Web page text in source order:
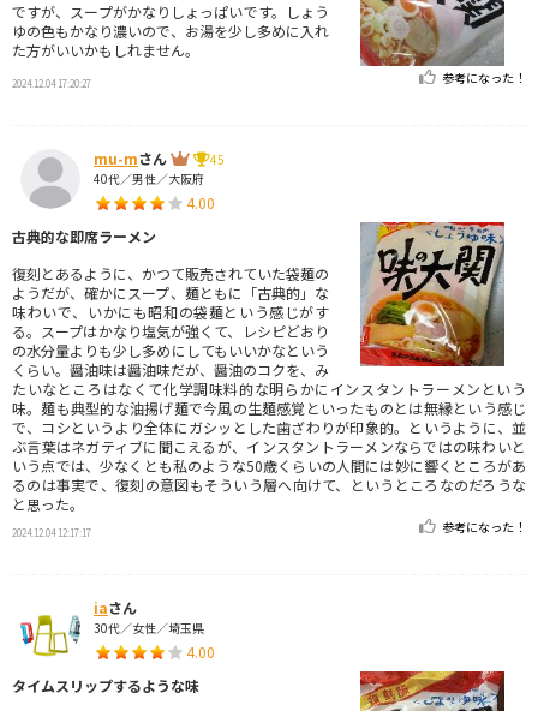
ですが、スープがかなりしょっぱいです。しょう
ゆの色もかなり濃いので、お湯を少し多めに入れ
た方がいいかもしれません。
2024.12.04 17:20:27 参考になった！
mu-mさん
45
40代／男性／大阪府
4.00
古典的な即席ラーメン
復刻とあるように、かつて販売されていた袋麺の
ようだが、確かにスープ、麺ともに「古典的」な
味わいで、いかにも昭和の袋麺という感じがす
る。スープはかなり塩気が強くて、レシピどおり
の水分量よりも少し多めにしてもいいかなという
くらい。醤油味は醤油味だが、醤油のコクを、み
たいなところはなくて化学調味料的な明らかにインスタントラーメンという
味。麺も典型的な油揚げ麺で今風の生麺感覚といったものとは無縁という感じ
で、コシというより全体にガシッとした歯ざわりが印象的。というように、並
ぶ言葉はネガティブに聞こえるが、インスタントラーメンならではの味わいと
いう点では、少なくとも私のような50歳くらいの人間には妙に響くところがあ
るのは事実で、復刻の意図もそういう層へ向けて、というところなのだろうな
と思った。
2024.12.04 12:17:17 参考になった！
iaさん
30代／女性／埼玉県
4.00
タイムスリップするような味